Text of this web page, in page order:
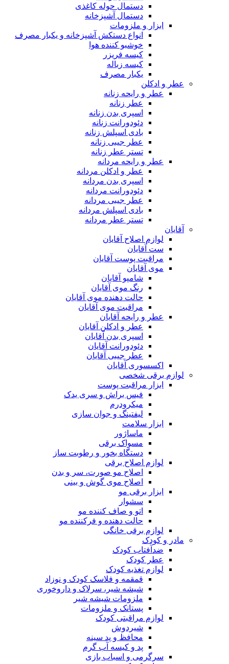
دستمال حوله کاغذی
دستمال آشپزخانه
ابزار و ملزومات
انواع دستکش آشپزخانه و یکبار مصرف
خوشبو کننده هوا
کیسه فریزر
کیسه زباله
یکبار مصرف
عطر و ادکلن
عطر و رایحه زنانه
عطر زنانه
اسپری بدن زنانه
دئودورانت زنانه
بادی اسپلش زنانه
عطر جیبی زنانه
تستر عطر زنانه
عطر و رایحه مردانه
عطر و ادکلن مردانه
اسپری بدن مردانه
دئودورانت مردانه
عطر جیبی مردانه
بادی اسپلش مردانه
تستر عطر مردانه
آقایان
لوازم اصلاح آقایان
ست آقایان
مراقبت پوست آقایان
موی آقایان
شامپو آقایان
رنگ موی آقایان
حالت دهنده موی آقایان
مراقبت موی آقایان
عطر و رایحه آقایان
عطر و ادکلن آقایان
اسپری بدن آقایان
دئودورانت آقایان
عطر جیبی آقایان
اکسسوری آقایان
لوازم برقی شخصی
ابزار مراقبت پوست
فیس براش و سری یدک
میکرودرم
لیفتینگ و جوان سازی
ابزار سلامت
ماساژور
مسواک برقی
دستگاه بخور و رطوبت ساز
لوازم اصلاح برقی
اصلاح مو صورت، سر و بدن
اصلاح موی گوش و بینی
ابزار برقی مو
سشوار
اتو و صاف کننده مو
حالت دهنده و فرکننده مو
لوازم برقی خانگی
مادر و کودک
ضدآفتاب کودک
عطر کودک
لوازم تغذیه کودک
قمقمه و فلاسک کودک و نوزاد
شیشه شیر، سرلاک و داروخوری
ملزومات شیشه شیر
پستانک و ملزومات
لوازم مراقبتی کودک
شیردوش
محافظ و پد سینه
پد و کیسه آب گرم
سرگرمی و اسباب بازی